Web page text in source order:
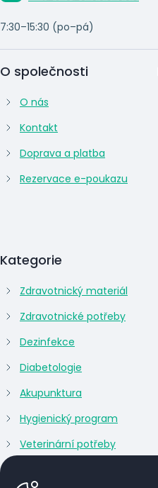
7:30–15:30 (po–pá)
O společnosti
O nás
Kontakt
Doprava a platba
Rezervace e-poukazu
Kategorie
Zdravotnický materiál
Zdravotnické potřeby
Dezinfekce
Diabetologie
Akupunktura
Hygienický program
Veterinární potřeby